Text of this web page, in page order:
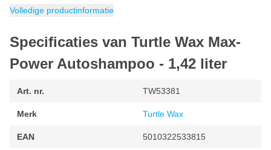
Beste autoshampoo is de Turtle Wax Max-Power Car Wash.
remstof en teerspetters makkelijk te verwijderen tijdens een
wasbeurt. Wil je een wasbeurt die nog krachtig je auto reinigt?
Voeg dan een scheurtje extra toe aan de wasemmer!
Kenmerken van de Turtle Wax Max-Power Car Wash
Beste Turtle Wax autoshampoo
Volledige productinformatie
Specificaties van Turtle Wax Max-
Power Autoshampoo - 1,42 liter
Art. nr. TW53381
Merk Turtle Wax
EAN 5010322533815